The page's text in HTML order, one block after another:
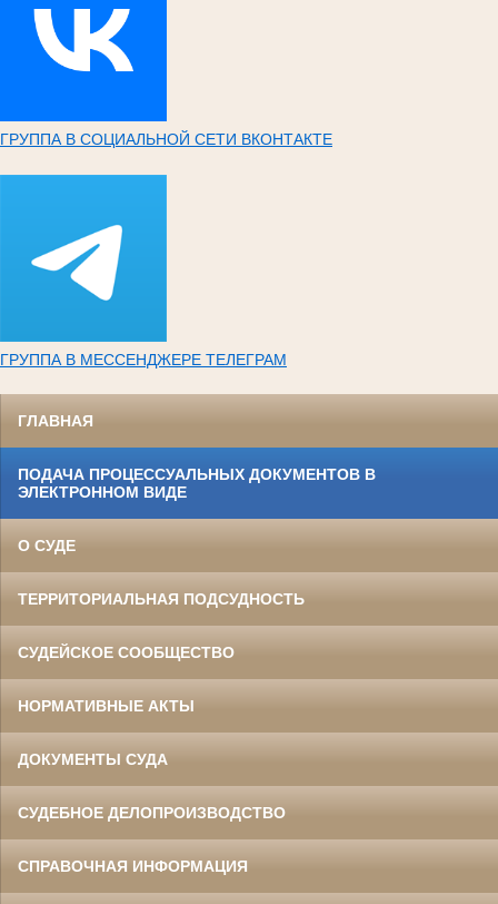
ГРУППА В СОЦИАЛЬНОЙ СЕТИ ВКОНТАКТЕ
ГРУППА В МЕССЕНДЖЕРЕ ТЕЛЕГРАМ
ГЛАВНАЯ
ПОДАЧА ПРОЦЕССУАЛЬНЫХ ДОКУМЕНТОВ В
ЭЛЕКТРОННОМ ВИДЕ
О СУДЕ
ТЕРРИТОРИАЛЬНАЯ ПОДСУДНОСТЬ
СУДЕЙСКОЕ СООБЩЕСТВО
НОРМАТИВНЫЕ АКТЫ
ДОКУМЕНТЫ СУДА
СУДЕБНОЕ ДЕЛОПРОИЗВОДСТВО
СПРАВОЧНАЯ ИНФОРМАЦИЯ